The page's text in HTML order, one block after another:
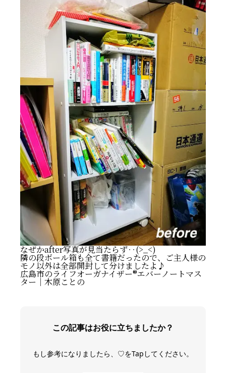
なぜかafter写真が見当たらず‥(>_<)
隣の段ボール箱も全て書籍だったので、ご主人様の
モノ以外は全部開封して分けましたよ♪
広島市のライフオーガナイザー®️エバーノートマス
ター｜木原ことの
この記事はお役に立ちましたか？
もし参考になりましたら、♡をTapしてください。